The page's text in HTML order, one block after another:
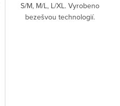
S/M, M/L, L/XL. Vyrobeno
bezešvou technologií.